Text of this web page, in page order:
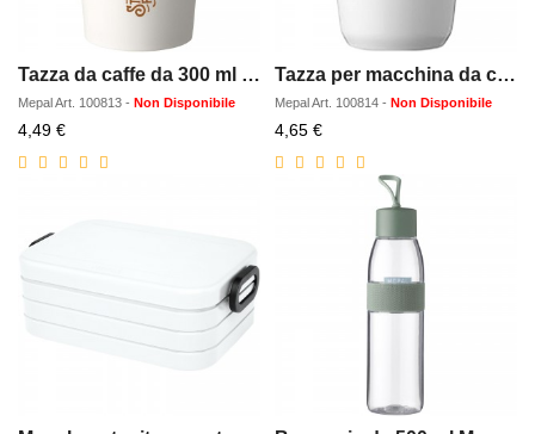
Tazza da caffe da 300 ml Mepal Pro
MepalArt. 100813 - Non Disponibile
4,49 €Prezzo
scontato
Tazza per macchina da caffe da 165 ml Mepal
MepalArt. 100814 - Non Disponibile
4,65 €Prezzo
scontato